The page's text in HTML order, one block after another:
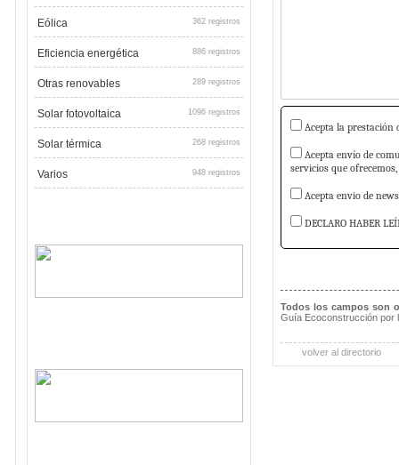
Eólica 362 registros
Eficiencia energética 886 registros
Otras renovables 289 registros
Solar fotovoltaica 1096 registros
Solar térmica 268 registros
Varios 948 registros
Acepta la prestación
Acepta envío de
servicios que
Acepta envio de
DECLARO HABER
Todos los campos son
Guía Ecoconstrucción por
volver al directorio